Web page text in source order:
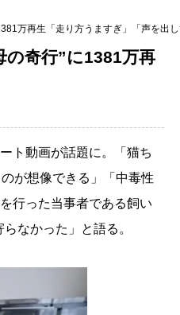
万再生「走り方うますぎ」「声を出し
奇行”に1381万再
ト動画が話題に。「猫ち
が想像できる」「中毒性
行った当事者である飼い
なかった」と語る。